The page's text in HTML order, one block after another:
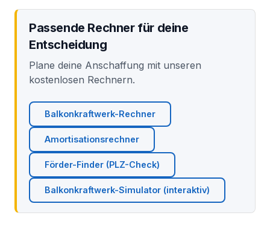
Passende Rechner für deine
Entscheidung
Plane deine Anschaffung mit unseren
kostenlosen Rechnern.
Balkonkraftwerk-Rechner
Amortisationsrechner
Förder-Finder (PLZ-Check)
Balkonkraftwerk-Simulator (interaktiv)